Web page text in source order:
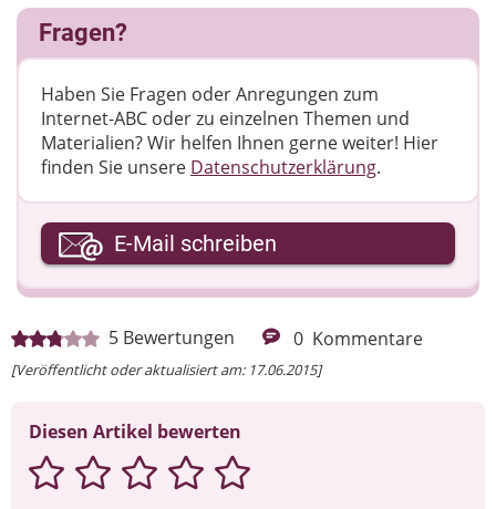
5 Bewertungen 0 Kommentare
[Veröffentlicht oder aktualisiert am: 17.06.2015]
Diesen Artikel bewerten
Fragen?
Haben Sie Fragen oder Anregungen zum
Internet-ABC oder zu einzelnen Themen und
Materialien? Wir helfen Ihnen gerne weiter! ​Hier
finden Sie unsere Datenschutzerklärung.
Ihre E-Mail-Adresse
Ihre Nachricht
E-Mail schreiben